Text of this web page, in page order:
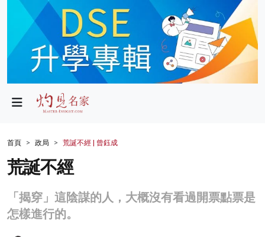
政局
財經
生活
商業
科技
首頁 政局 荒誕不經 | 曾鈺成
荒誕不經
「揭穿」這陰謀的人，大概沒有看過開票點票是
怎樣進行的。